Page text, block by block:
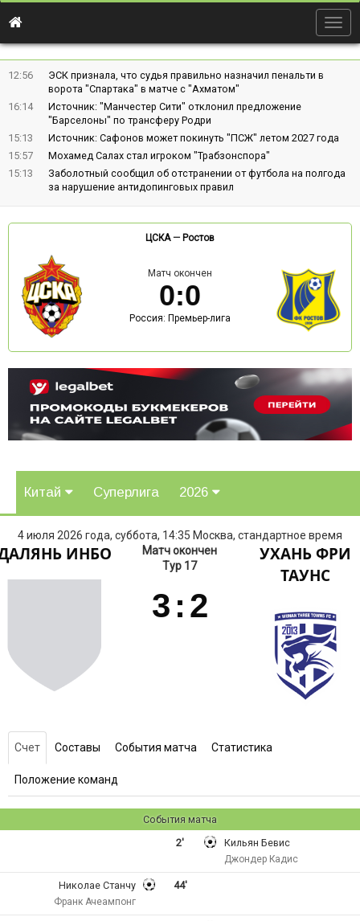
12:56
ЭСК признала, что судья правильно назначил пенальти в
ворота "Спартака" в матче с "Ахматом"
16:14
Источник: "Манчестер Сити" отклонил предложение
"Барселоны" по трансферу Родри
15:13
Источник: Сафонов может покинуть "ПСЖ" летом 2027 года
15:57
Мохамед Салах стал игроком "Трабзонспора"
15:13
Заболотный сообщил об отстранении от футбола на полгода
за нарушение антидопинговых правил
ЦСКА— Ростов
Матч окончен
0:0
Россия: Премьер-лига
Китай Суперлига 2026
4 июля 2026 года, суббота, 14:35 Москва, стандартное время
ИНБО
Матч окончен
Тур 17
3 : 2
УХАНЬ ФРИ
ТАУНС
Счет Составы События матча Статистика
Положение команд
События матча
2'
Кильян Бевис
Джондер Кадис
44'
Николае Станчу
Франк Ачеампонг